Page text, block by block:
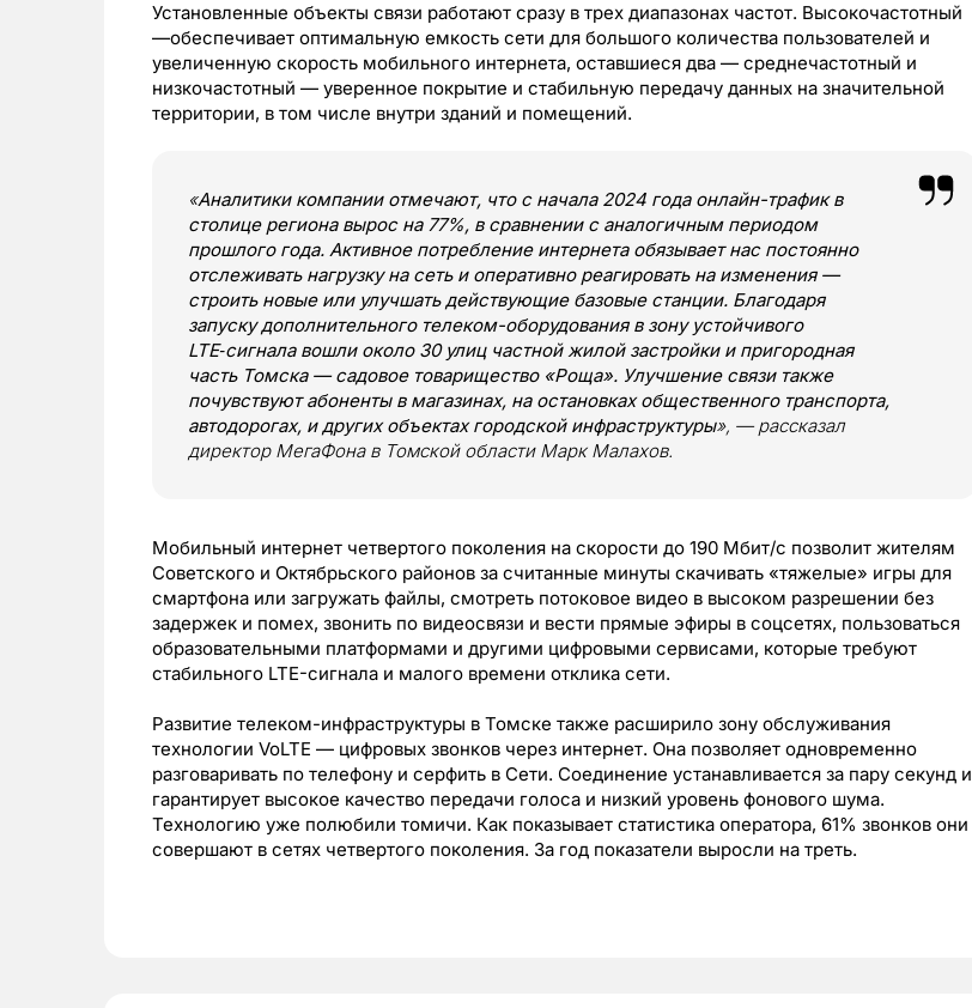
Установленные объекты связи работают сразу в трех диапазонах частот. Высокочастотный
—обеспечивает оптимальную емкость сети для большого количества пользователей и
увеличенную скорость мобильного интернета, оставшиеся два — среднечастотный и
низкочастотный — уверенное покрытие и стабильную передачу данных на значительной
территории, в том числе внутри зданий и помещений.
«Аналитики компании отмечают, что с начала 2024 года онлайн-трафик в
столице региона вырос на 77%, в сравнении с аналогичным периодом
прошлого года. Активное потребление интернета обязывает нас постоянно
отслеживать нагрузку на сеть и оперативно реагировать на изменения —
строить новые или улучшать действующие базовые станции. Благодаря
запуску дополнительного телеком-оборудования в зону устойчивого
LTE‑сигнала вошли около 30 улиц частной жилой застройки и пригородная
часть Томска — садовое товарищество «Роща». Улучшение связи также
почувствуют абоненты в магазинах, на остановках общественного транспорта,
автодорогах, и других объектах городской инфраструктуры», — рассказал
директор МегаФона в Томской области Марк Малахов.
Мобильный интернет четвертого поколения на скорости до 190 Мбит/с позволит жителям
Советского и Октябрьского районов за считанные минуты скачивать «тяжелые» игры для
смартфона или загружать файлы, смотреть потоковое видео в высоком разрешении без
задержек и помех, звонить по видеосвязи и вести прямые эфиры в соцсетях, пользоваться
образовательными платформами и другими цифровыми сервисами, которые требуют
стабильного LTE-сигнала и малого времени отклика сети.
Развитие телеком-инфраструктуры в Томске также расширило зону обслуживания
технологии VoLTE — цифровых звонков через интернет. Она позволяет одновременно
разговаривать по телефону и серфить в Сети. Соединение устанавливается за пару секунд и
гарантирует высокое качество передачи голоса и низкий уровень фонового шума.
Технологию уже полюбили томичи. Как показывает статистика оператора, 61% звонков они
совершают в сетях четвертого поколения. За год показатели выросли на треть.